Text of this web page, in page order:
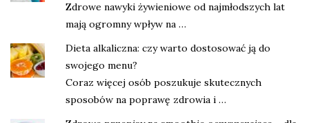
Zdrowe nawyki żywieniowe od najmłodszych lat
mają ogromny wpływ na …
Dieta alkaliczna: czy warto dostosować ją do
swojego menu?
Coraz więcej osób poszukuje skutecznych
sposobów na poprawę zdrowia i …